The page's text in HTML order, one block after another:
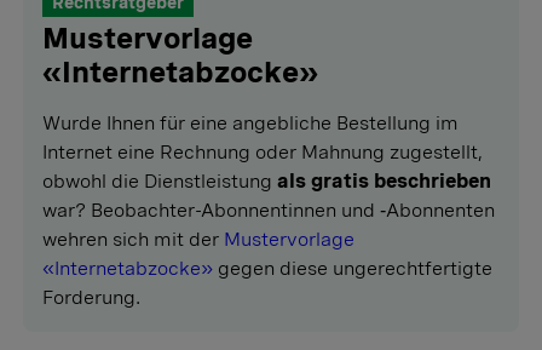
Mustervorlage
«Internetabzocke»
Wurde Ihnen für eine angebliche Bestellung im
Internet eine Rechnung oder Mahnung zugestellt,
obwohl die Dienstleistung als gratis beschrieben
war? Beobachter-Abonnentinnen und ‑Abonnenten
wehren sich mit der Mustervorlage
«Internetabzocke» gegen diese ungerechtfertigte
Forderung.